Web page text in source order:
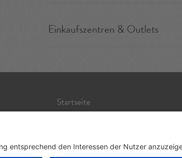
Einkaufszentren & Outlets
Startseite